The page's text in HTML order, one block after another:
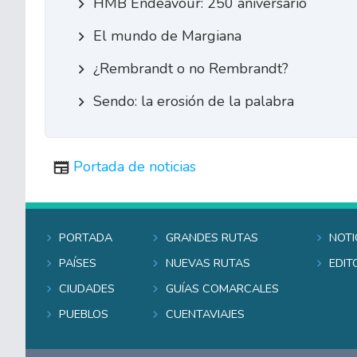
El mundo de Margiana
¿Rembrandt o no Rembrandt?
Sendo: la erosión de la palabra
Portada de noticias
Portada
Países
Ciudades
Pueblos
Grandes rutas
Nuevas rutas
Guías comarcales
Cuentaviajes